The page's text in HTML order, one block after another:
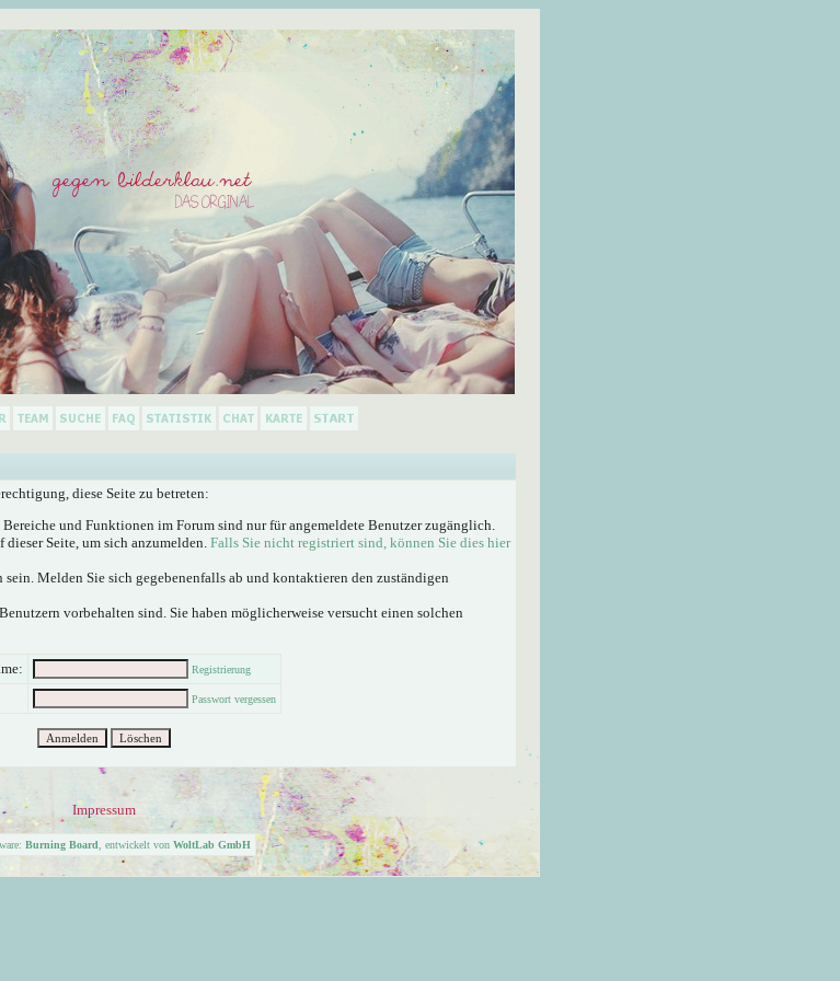
diese Seite zu betreten:
und Funktionen im Forum sind nur für angemeldete Benutzer zugänglich.
Seite, um sich anzumelden. Falls Sie nicht registriert sind, können Sie dies hier
Melden Sie sich gegebenenfalls ab und kontaktieren den zuständigen
vorbehalten sind. Sie haben möglicherweise versucht einen solchen
Registrierung
Passwort vergessen
Impressum
Burning Board , entwickelt von WoltLab GmbH